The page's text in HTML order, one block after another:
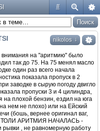
#
nikolos ↓
на "аритмию" было
так до 75. На 75 менял масло
один раз всего начала
показала пропуск в 2
заводке в сырую погоду двигло
пропуски 3 и 4 цилиндра,
на плохой бензин, ездил на юга
нем не плохо) или на Ейский
(бошь, вернее оригинал ваг,
ТОЛИ АРИТМИЯ НАЧАЛАСЬ -
, не равномерную работу